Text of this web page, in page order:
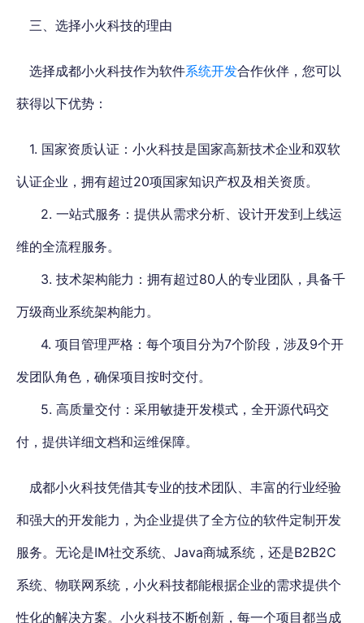
三、选择小火科技的理由
选择成都小火科技作为软件系统开发合作伙伴，您可以
获得以下优势：
1. 国家资质认证：小火科技是国家高新技术企业和双软
认证企业，拥有超过20项国家知识产权及相关资质。
2. 一站式服务：提供从需求分析、设计开发到上线运
维的全流程服务。
3. 技术架构能力：拥有超过80人的专业团队，具备千
万级商业系统架构能力。
4. 项目管理严格：每个项目分为7个阶段，涉及9个开
发团队角色，确保项目按时交付。
5. 高质量交付：采用敏捷开发模式，全开源代码交
付，提供详细文档和运维保障。
成都小火科技凭借其专业的技术团队、丰富的行业经验
和强大的开发能力，为企业提供了全方位的软件定制开发
服务。无论是IM社交系统、Java商城系统，还是B2B2C
系统、物联网系统，小火科技都能根据企业的需求提供个
性化的解决方案。 小火科技不断创新，每一个项目都当成